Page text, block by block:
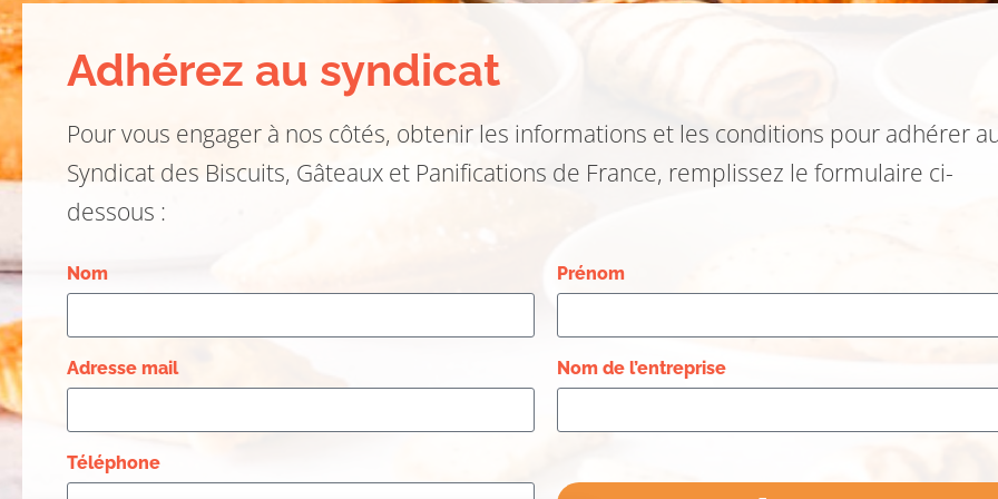
Adhérez au syndicat
Pour vous engager à nos côtés, obtenir les informations et les conditions pour adhérer
Syndicat des Biscuits, Gâteaux et Panifications de France, remplissez le formulaire ci-
dessous :
Nom Prénom
Adresse mail Nom de l’entreprise
Téléphone